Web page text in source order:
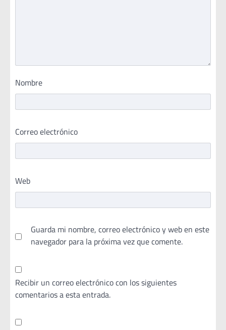
Nombre
Correo electrónico
Web
Guarda mi nombre, correo electrónico y web en este
navegador para la próxima vez que comente.
Recibir un correo electrónico con los siguientes
comentarios a esta entrada.